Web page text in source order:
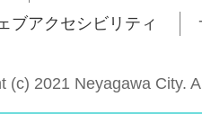
ブアクセシビリティ
(c) 2021 Neyagawa City.